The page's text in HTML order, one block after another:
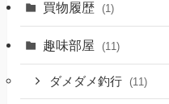
買物履歴 (1)
趣味部屋 (11)
ダメダメ釣行 (11)